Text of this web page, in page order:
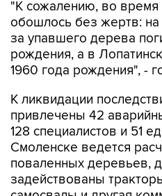
за упавшего дерева
рождения, а в
1960 года рождения", -
К ликвидации
128 специалистов и 51
Смоленске ведется
поваленных деревьев,
задействованы
самосвалы и другая